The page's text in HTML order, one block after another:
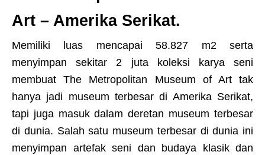
Art – Amerika Serikat.
Memiliki luas mencapai 58.827 m2 serta
menyimpan sekitar 2 juta koleksi karya seni
membuat The Metropolitan Museum of Art tak
hanya jadi museum terbesar di Amerika Serikat,
tapi juga masuk dalam deretan museum terbesar
di dunia. Salah satu museum terbesar di dunia ini
menyimpan artefak seni dan budaya klasik dan